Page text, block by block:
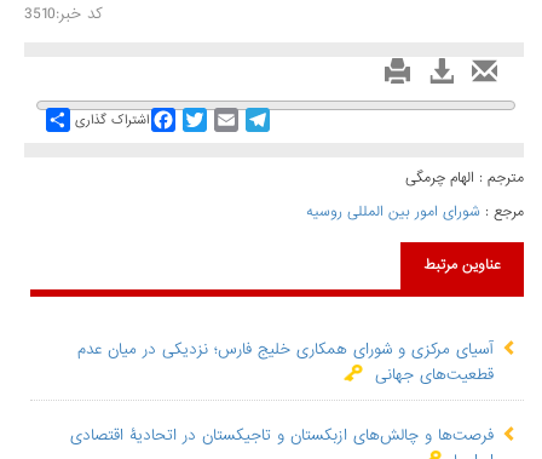
کد خبر:3510
Share اشتراک گذاری
FacebookTwitterEmail
Telegram
مترجم : الهام چرمگی
مرجع : شورای امور بین المللی روسیه
عناوین مرتبط
آسیای مرکزی و شورای همکاری خلیج فارس؛ نزدیکی در میان عدم
قطعیت‌های جهانی
فرصت‌ها و چالش‌های ازبکستان و تاجیکستان در اتحادیۀ اقتصادی